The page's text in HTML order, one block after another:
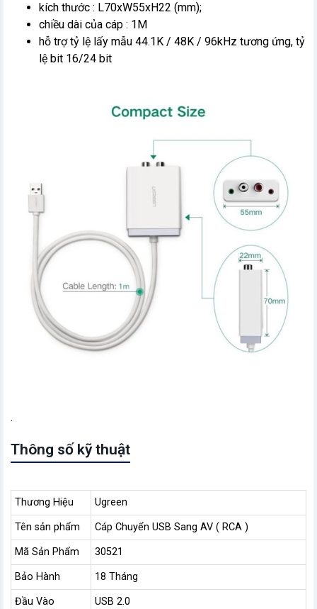
kích thước : L70xW55xH22 (mm);
chiều dài của cáp : 1M
hỗ trợ tỷ lệ lấy mẫu 44.1K / 48K / 96kHz tương ứng, tỷ
lệ bit 16/24 bit
.
Thông số kỹ thuật
Thương Hiệu Ugreen
Tên sản phẩm Cáp Chuyển USB Sang AV ( RCA )
Mã Sản Phẩm 30521
Bảo Hành 18 Tháng
Đầu Vào USB 2.0